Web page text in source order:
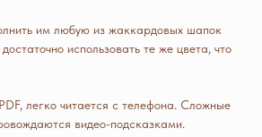
им любую из жаккардовых шапок
использовать те же цвета, что
легко читается с телефона. Сложные
видео-подсказками.